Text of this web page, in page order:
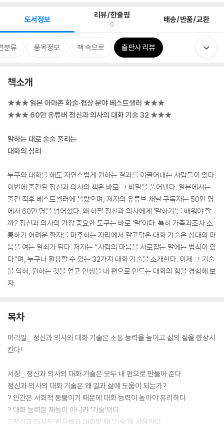
도서정보 리뷰/한줄평
0 배송/반품/교환
분류 품목정보 책 속으로 출판사 리뷰
책소개
★★★ 일본 아마존 화술·협상 분야 베스트셀러 ★★★
★★★ 60만 유튜버 정신과 의사의 대화 기술 32 ★★★
말하는 대로 술술 풀리는
대화의 심리
누구와 대화를 해도 자연스럽게 원하는 결과를 이끌어내는 사람들이 있다.
이번에 출간된 정신과 의사의 책은 바로 그 비밀을 풀어낸다. 일본에서는
출간 직후 베스트셀러에 올랐으며, 저자의 유튜브 채널 구독자는 50만 명
에서 60만 명을 넘어섰다. 왜 하필 정신과 의사에게 ‘말하기’를 배워야 할
까? 정신과 의사의 가장 중요한 도구는 바로 ‘말’이다. 특히 가족과조차 소
통하기 어려운 환자를 마주하는 자리에서 갈고닦은 대화 기술은 상대의 마
음을 여는 열쇠가 된다. 저자는 “사람의 마음을 사로잡는 말에는 법칙이 있
다”며, 누구나 활용할 수 있는 32가지 대화 기술을 소개한다. 이제 그 기술
을 익혀, 원하는 것을 얻고 인생을 내 편으로 만드는 대화의 힘을 경험해 보
자.
목차
머리말_ 정신과 의사의 대화 기술은 소통 능력을 높이고 삶의 질을 향상시
킨다!
서장_ 정신과 의사의 대화 기술은 모두 내 편으로 만들어 준다
정신과 의사의 대화 기술은 왜 일과 삶에 도움이 되는가?
? 인간은 사회적 동물이기 때문에 대화 능력이 높아야 유리하다
? 대화 능력은 재능이 아니라 ‘기술’이다
? 정신과 의사도 환자들과 대화할 때 ‘기술’을 사용한다